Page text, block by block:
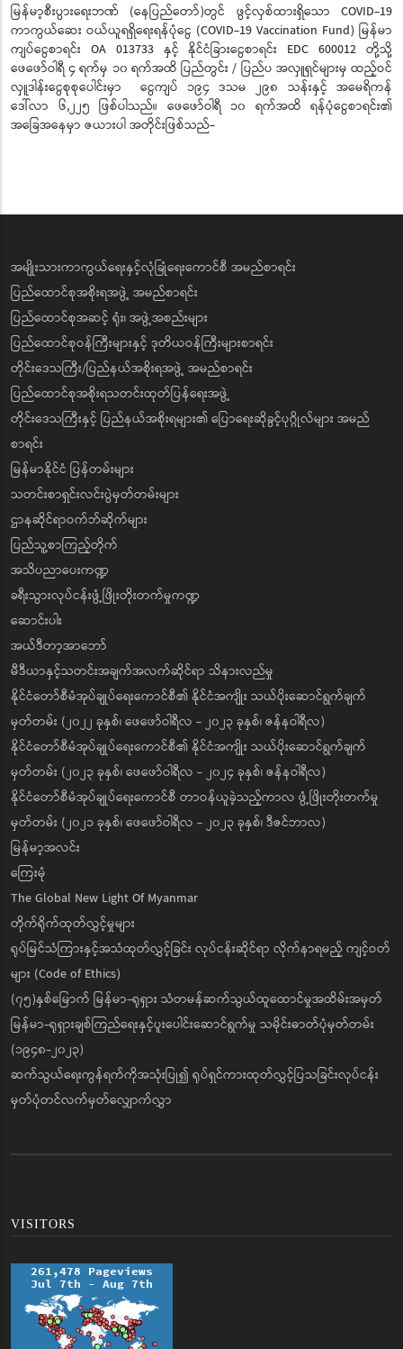
မြန်မာ့စီးပွားရေးဘဏ် (နေပြည်တော်)တွင် ဖွင့်လှစ်ထားရှိသော COVID-19
ကာကွယ်ဆေး ဝယ်ယူရရှိရေးရန်ပုံငွေ (COVID-19 Vaccination Fund) မြန်မာ
ကျပ်ငွေစာရင်း OA 013733 နှင့် နိုင်ငံခြားငွေစာရင်း EDC 600012 တို့သို့
ဖေဖော်ဝါရီ ၄ ရက်မှ ၁၀ ရက်အထိ ပြည်တွင်း / ပြည်ပ အလှူရှင်များမှ ထည့်ဝင်
လှူဒါန်းငွေစုစုပေါင်းမှာ ငွေကျပ် ၁၉၄ ဒသမ ၂၉၈ သန်းနှင့် အမေရိကန်
ဒေါ်လာ ၆,၂၂၅ ဖြစ်ပါသည်။ ဖေဖော်ဝါရီ ၁၀ ရက်အထိ ရန်ပုံငွေစာရင်း၏
အခြေအနေမှာ ဇယားပါ အတိုင်းဖြစ်သည်-
အမျိုးသားကာကွယ်ရေးနှင့်လုံခြုံရေးကောင်စီ အမည်စာရင်း
ပြည်ထောင်စုအစိုးရအဖွဲ့ အမည်စာရင်း
ပြည်ထောင်စုအဆင့် ရုံး၊ အဖွဲ့အစည်းများ
ပြည်ထောင်စုဝန်ကြီးများနှင့် ဒုတိယဝန်ကြီးများစာရင်း
တိုင်းဒေသကြီး/ပြည်နယ်အစိုးရအဖွဲ့ အမည်စာရင်း
ပြည်ထောင်စုအစိုးရသတင်းထုတ်ပြန်ရေးအဖွဲ့
တိုင်းဒေသကြီးနှင့် ပြည်နယ်အစိုးရများ၏ ပြောရေးဆိုခွင့်ပုဂ္ဂိုလ်များ အမည်
စာရင်း
မြန်မာနိုင်ငံ ပြန်တမ်းများ
သတင်းစာရှင်းလင်းပွဲမှတ်တမ်းများ
ဌာနဆိုင်ရာဝက်ဘ်ဆိုက်များ
ပြည်သူ့စာကြည့်တိုက်
အသိပညာပေးကဏ္ဍ
ခရီးသွားလုပ်ငန်းဖွံ့ဖြိုးတိုးတက်မှုကဏ္ဍ
ဆောင်းပါး
အယ်ဒီတာ့အာဘော်
မီဒီယာနှင့်သတင်းအချက်အလက်ဆိုင်ရာ သိနားလည်မှု
နိုင်ငံတော်စီမံအုပ်ချုပ်ရေးကောင်စီ၏ နိုင်ငံအကျိုး သယ်ပိုးဆောင်ရွက်ချက်
မှတ်တမ်း (၂၀၂၂ ခုနှစ်၊ ဖေဖော်ဝါရီလ - ၂၀၂၃ ခုနှစ်၊ ဇန်နဝါရီလ)
နိုင်ငံတော်စီမံအုပ်ချုပ်ရေးကောင်စီ၏ နိုင်ငံအကျိုး သယ်ပိုးဆောင်ရွက်ချက်
မှတ်တမ်း (၂၀၂၃ ခုနှစ်၊ ဖေဖော်ဝါရီလ - ၂၀၂၄ ခုနှစ်၊ ဇန်နဝါရီလ)
နိုင်ငံတော်စီမံအုပ်ချုပ်ရေးကောင်စီ တာဝန်ယူခဲ့သည့်ကာလ ဖွံ့ဖြိုးတိုးတက်မှု
မှတ်တမ်း (၂၀၂၁ ခုနှစ်၊ ဖေဖော်ဝါရီလ - ၂၀၂၃ ခုနှစ်၊ ဒီဇင်ဘာလ)
မြန်မာ့အလင်း
ကြေးမုံ
The Global New Light Of Myanmar
တိုက်ရိုက်ထုတ်လွှင့်မှုများ
ရုပ်မြင်သံကြားနှင့်အသံထုတ်လွှင့်ခြင်း လုပ်ငန်းဆိုင်ရာ လိုက်နာရမည့် ကျင့်ဝတ်
များ (Code of Ethics)
(၇၅)နှစ်မြောက် မြန်မာ-ရုရှား သံတမန်ဆက်သွယ်ထူထောင်မှုအထိမ်းအမှတ်
မြန်မာ-ရုရှားချစ်ကြည်ရေးနှင့်ပူးပေါင်းဆောင်ရွက်မှု သမိုင်းဓာတ်ပုံမှတ်တမ်း
(၁၉၄၈-၂၀၂၃)
ဆက်သွယ်ရေးကွန်ရက်ကိုအသုံးပြု၍ ရုပ်ရှင်ကားထုတ်လွှင့်ပြသခြင်းလုပ်ငန်း
မှတ်ပုံတင်လက်မှတ်လျှောက်လွှာ
VISITORS